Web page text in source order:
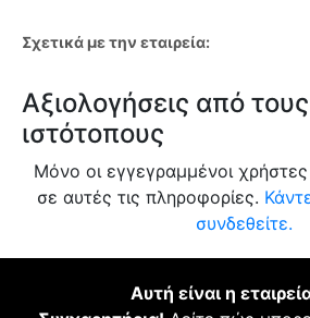
Σχετικά με την εταιρεία:
Αξιολογήσεις από
ιστότοπους
Μόνο οι εγγεγραμμένοι
σε αυτές τις πληροφορίες.
συνδεθείτε.
Αυτή είναι η